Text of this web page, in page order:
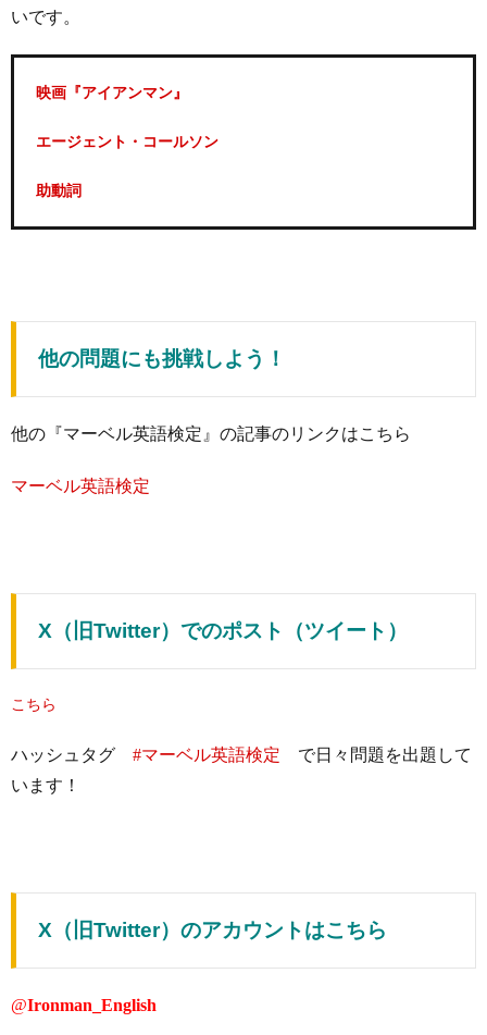
いです。
映画『アイアンマン』
エージェント・コールソン
助動詞
他の問題にも挑戦しよう！
他の『マーベル英語検定』の記事のリンクはこちら
マーベル英語検定
X（旧Twitter）でのポスト（ツイート）
こちら
ハッシュタグ #マーベル英語検定 で日々問題を出題して
います！
X（旧Twitter）のアカウントはこちら
@Ironman_English